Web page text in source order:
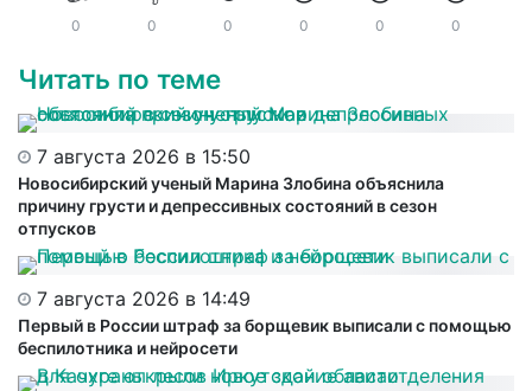
0 0 0 0 0 0
Читать по теме
7 августа 2026 в 15:50
Новосибирский ученый Марина Злобина объяснила
причину грусти и депрессивных состояний в сезон
отпусков
7 августа 2026 в 14:49
Первый в России штраф за борщевик выписали с помощью
беспилотника и нейросети